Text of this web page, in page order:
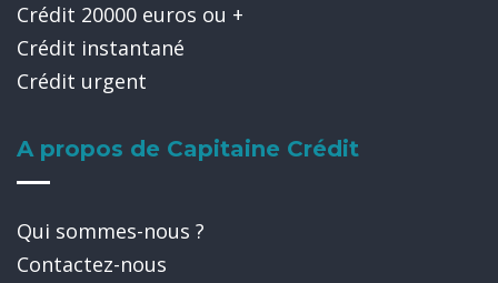
Crédit 20000 euros ou +
Crédit instantané
Crédit urgent
A propos de Capitaine Crédit
Qui sommes-nous ?
Contactez-nous